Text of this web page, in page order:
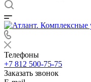
Телефоны
+7 812 500-75-75
Заказать звонок